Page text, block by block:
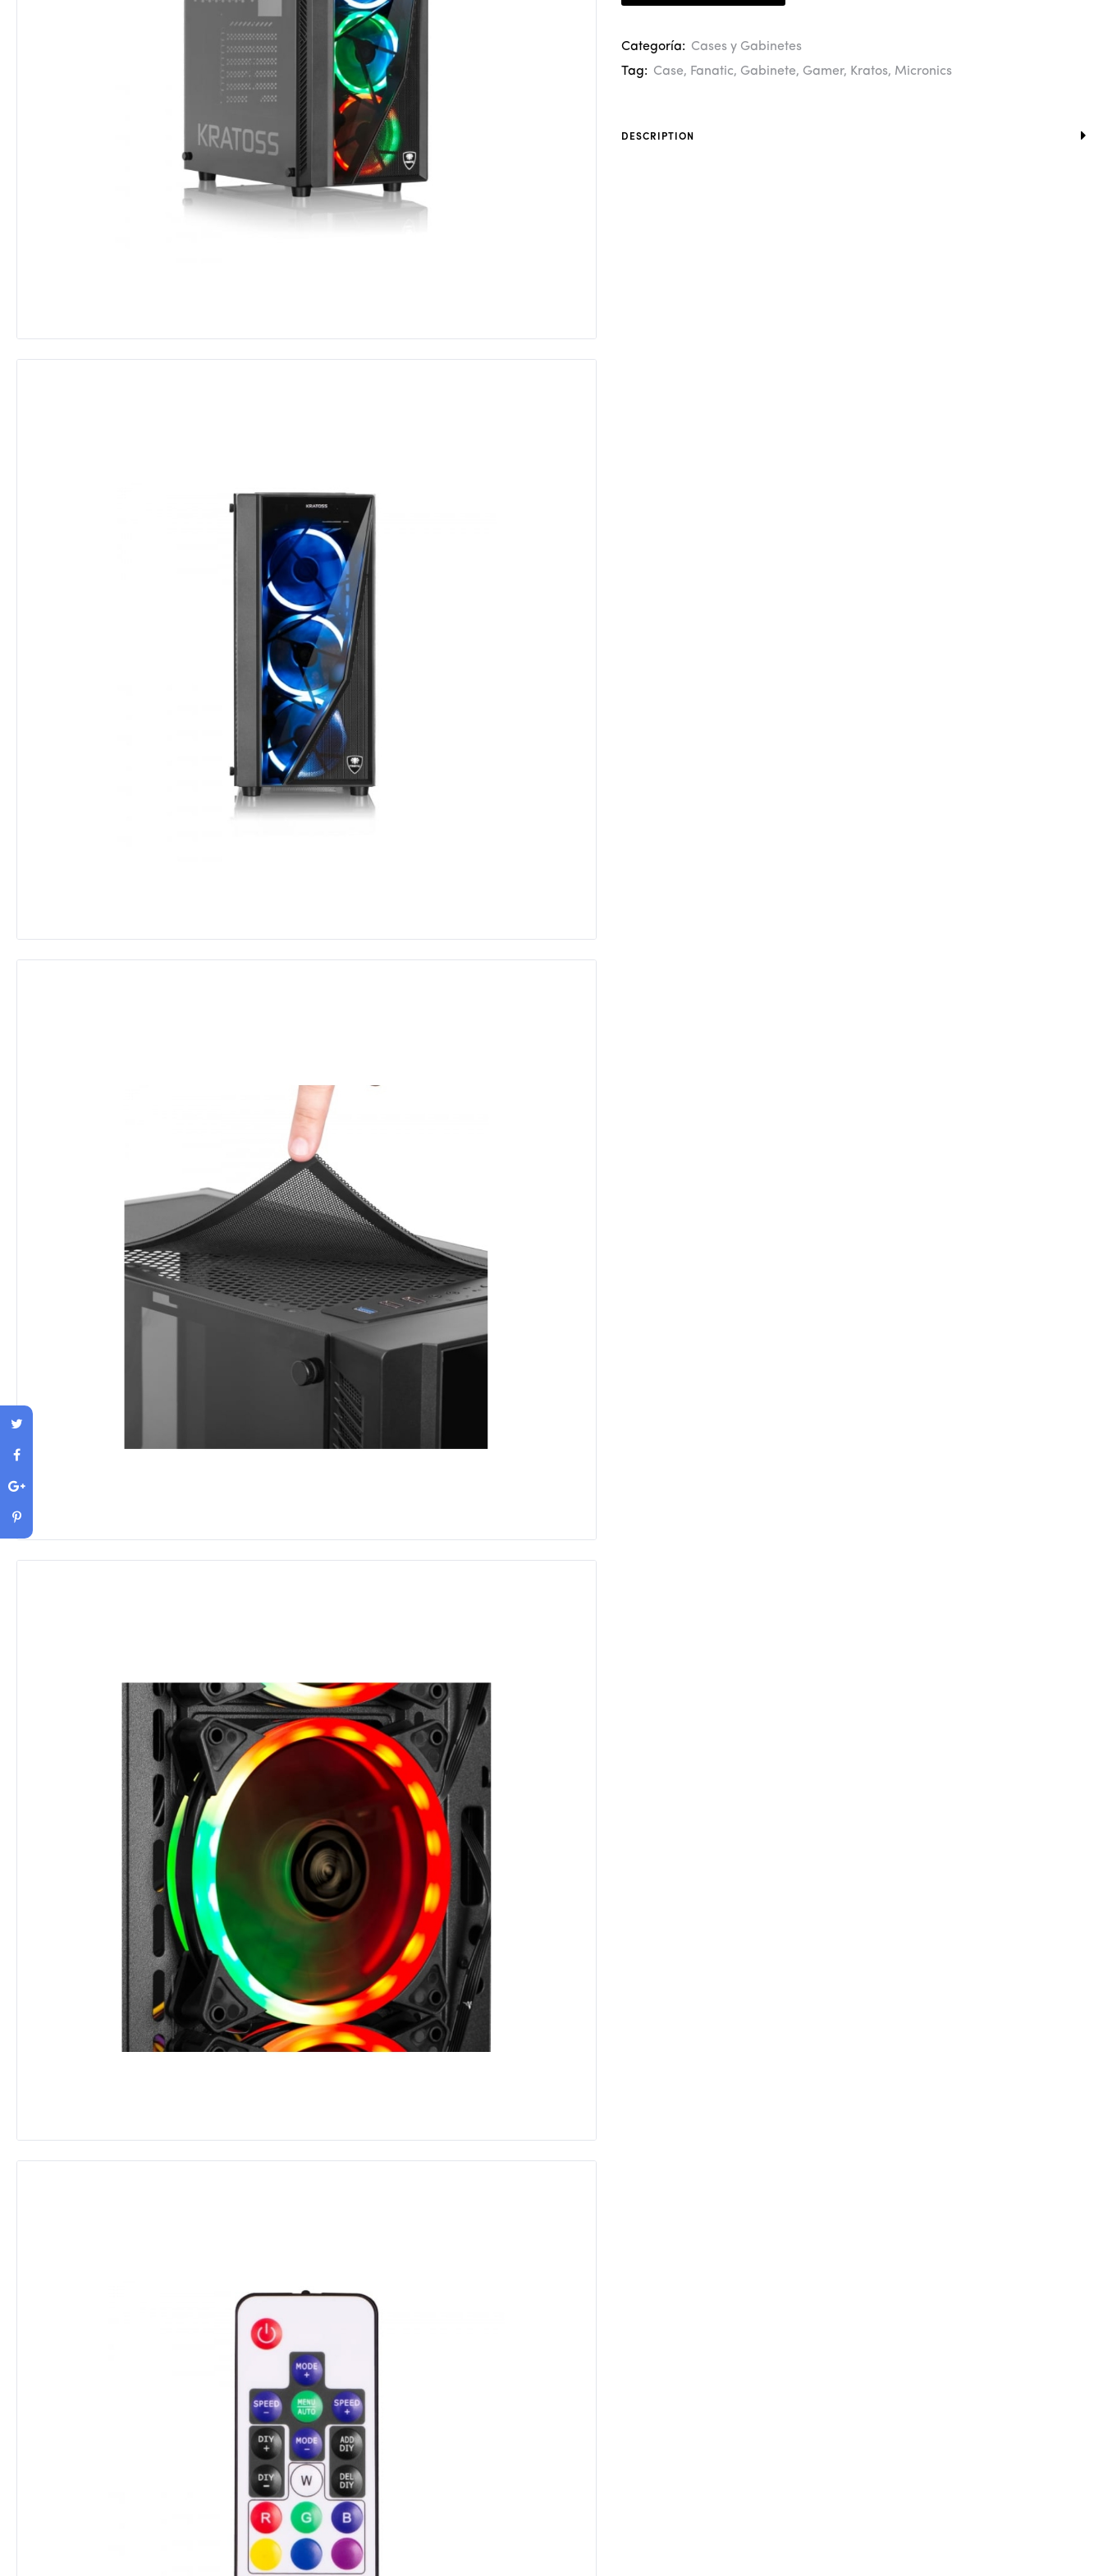
Categoría: Cases y Gabinetes
Tag: Case, Fanatic, Gabinete, Gamer, Kratos, Micronics
DESCRIPTION